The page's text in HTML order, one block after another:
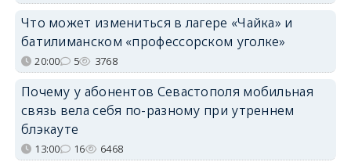
Что может измениться в лагере «Чайка» и
батилиманском «профессорском уголке»
20:00 5 3768
Почему у абонентов Севастополя мобильная
связь вела себя по-разному при утреннем
блэкауте
13:00 16 6468